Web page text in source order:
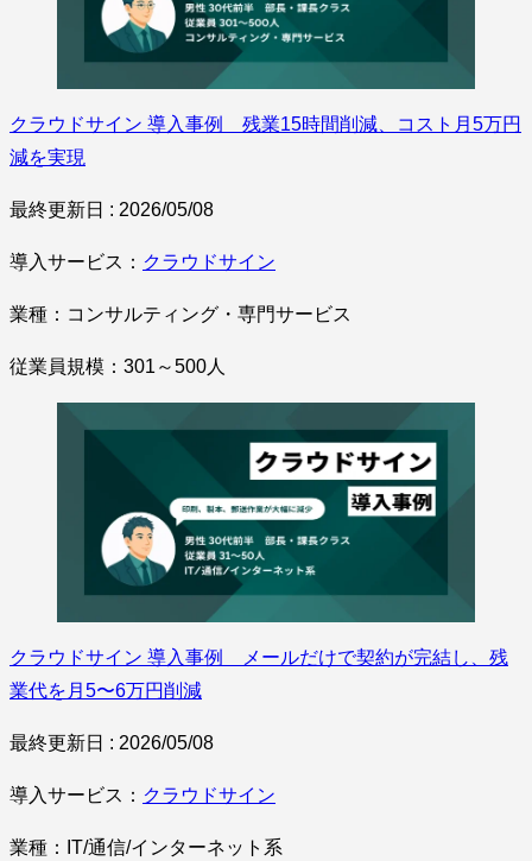
クラウドサイン 導入事例 残業15時間削減、コスト月5万円
減を実現
最終更新日 : 2026/05/08
導入サービス： クラウドサイン
業種：コンサルティング・専門サービス
従業員規模：301～500人
クラウドサイン 導入事例 メールだけで契約が完結し、残
業代を月5〜6万円削減
最終更新日 : 2026/05/08
導入サービス： クラウドサイン
業種：IT/通信/インターネット系